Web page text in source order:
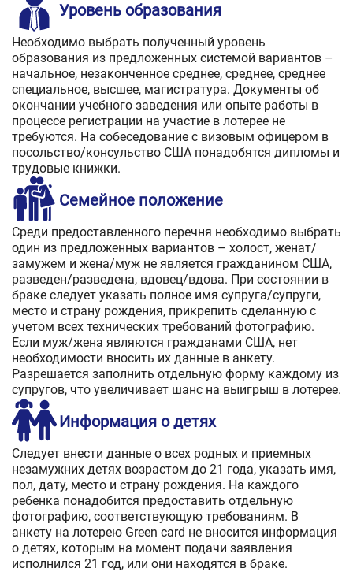
Уровень образования
Необходимо выбрать полученный уровень
образования из предложенных системой вариантов –
начальное, незаконченное среднее, среднее, среднее
специальное, высшее, магистратура. Документы об
окончании учебного заведения или опыте работы в
процессе регистрации на участие в лотерее не
требуются. На собеседование с визовым офицером в
посольство/консульство США понадобятся дипломы и
трудовые книжки.
Семейное положение
Среди предоставленного перечня необходимо выбрать
один из предложенных вариантов – холост, женат/
замужем и жена/муж не является гражданином США,
разведен/разведена, вдовец/вдова. При состоянии в
браке следует указать полное имя супруга/супруги,
место и страну рождения, прикрепить сделанную с
учетом всех технических требований фотографию.
Если муж/жена являются гражданами США, нет
необходимости вносить их данные в анкету.
Разрешается заполнить отдельную форму каждому из
супругов, что увеличивает шанс на выигрыш в лотерее.
Информация о детях
Следует внести данные о всех родных и приемных
незамужних детях возрастом до 21 года, указать имя,
пол, дату, место и страну рождения. На каждого
ребенка понадобится предоставить отдельную
фотографию, соответствующую требованиям. В
анкету на лотерею Green card не вносится информация
о детях, которым на момент подачи заявления
исполнился 21 год, или они находятся в браке.